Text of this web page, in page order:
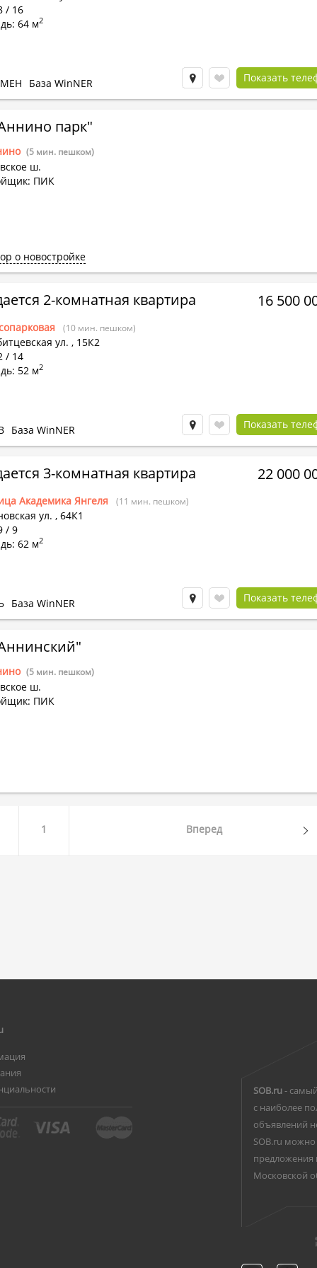
/ 16
64 м2
База WinNER Показать
парк"
(5 мин. пешком)
ш.
ПИК
о новостройке
2-комнатная квартира
(10 мин. пешком)
ул. , 15К2
/ 14
52 м2
16 500
База WinNER Показать
3-комнатная квартира
Академика Янгеля (11 мин. пешком)
ул. , 64К1
/ 9
62 м2
22 000
База WinNER Показать
(5 мин. пешком)
ш.
ПИК
1 Вперед
SOB.ru-
с наиболее
объявлений
SOB.ru можно
Московской